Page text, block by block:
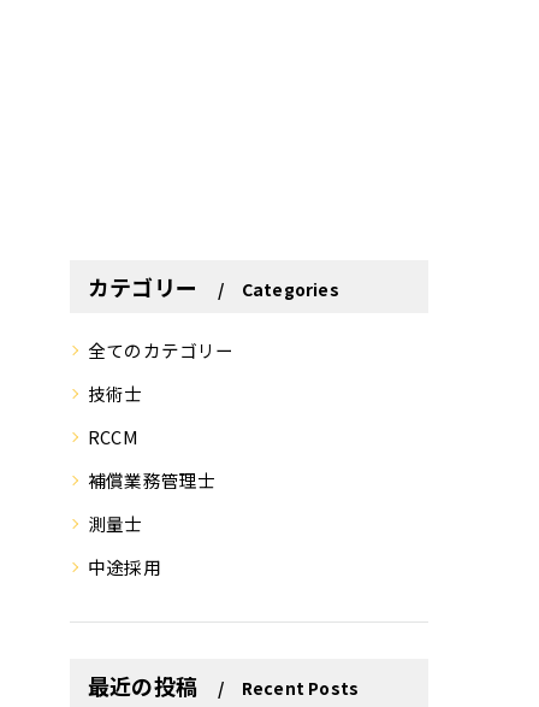
カテゴリー Categories
全てのカテゴリー
技術士
RCCM
補償業務管理士
測量士
中途採用
最近の投稿 Recent Posts